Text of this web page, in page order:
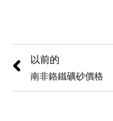
以前的
南非鉻鐵礦砂價格